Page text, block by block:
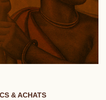
& ACHATS